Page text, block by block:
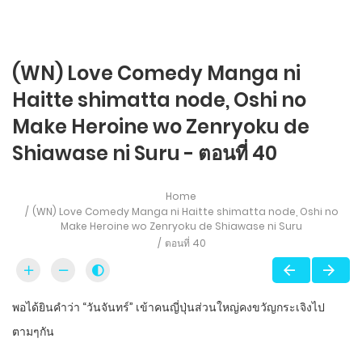
(WN) Love Comedy Manga ni
Haitte​ shimatta node, Oshi no
Make Heroine wo Zenryoku de
Shiawase ni Suru - ตอนที่ 40
Home
(WN) Love Comedy Manga ni Haitte​ shimatta node, Oshi no
Make Heroine wo Zenryoku de Shiawase ni Suru
ตอนที่ 40
พอได้ยินคําว่า “วันจันทร์” เข้าคนญี่ปุ่นส่วนใหญ่คงขวัญกระเจิงไป
ตามๆกัน